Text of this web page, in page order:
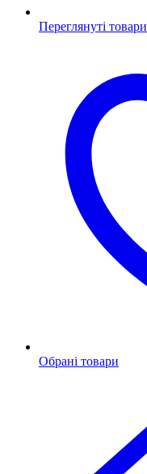
Переглянуті товари
Обрані товари